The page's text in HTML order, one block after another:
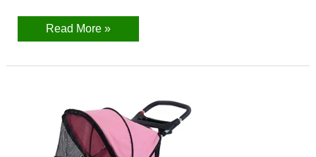
Read More »
transportines
con
ruedas
para
perros